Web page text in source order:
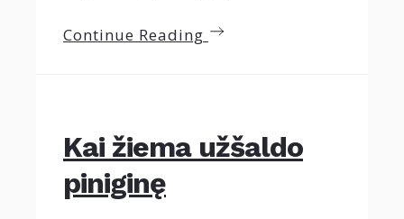
Continue Reading
Kai žiema užšaldo
piniginę